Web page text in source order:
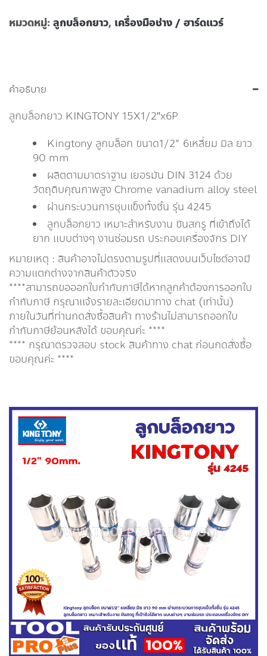
หมวดหมู่: ลูกบล็อกยาว, เครื่องมือช่าง / ฮาร์ดแวร์
คำอธิบาย
ลูกบล็อกยาว KINGTONY 15X1/2″x6P
Kingtony ลูกบล็อก ขนาด1/2” 6เหลี่ยม มิล ยาว
90 mm
ผลิตตามมาตราฐาน เยอรมัน DIN 3124 ด้วย
วัตถุดิบคุณภาพสูง Chrome vanadium alloy steel
ผ่านกระบวนการชุบแข็งทั้งชิ้น รุ่น 4245
ลูกบล็อกยาว เหมาะสำหรับงาน ขันสกรู ที่เข้าถึงได้
ยาก แบบต่างๆ งานซ่อมรถ ประกอบเครื่องจักร DIY
หมายเหตุ : สินค้าอาจไม่ตรงตามรูปที่แสดงบนเว็บไซต์อาจมี
ความแตกต่างจากสินค้าตัวจริง
****สามารถขอออกใบกำกับภาษีได้หากลูกค้าต้องการออกใบ
กำกับภาษี กรุณาเเจ้งรายละเอียดมาทาง chat (เท่านั้น)
ภายในวันที่ท่านกดสั่งซื้อสินค้า ทางร้านไม่สามารถออกใบ
กำกับภาษีย้อนหลังได้ ขอบคุณค่ะ ****
**** กรุณาตรวจสอบ stock สินค้าทาง chat ก่อนกดสั่งซื้อ
ขอบคุณค่ะ ****